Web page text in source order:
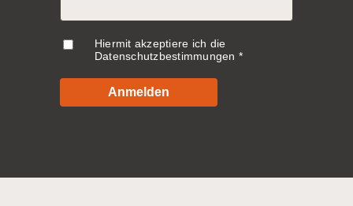
Hiermit akzeptiere ich die
Datenschutzbestimmungen
Anmelden